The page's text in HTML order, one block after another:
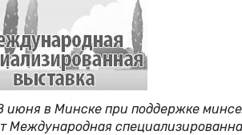
июня в Минске при поддержке
Международная